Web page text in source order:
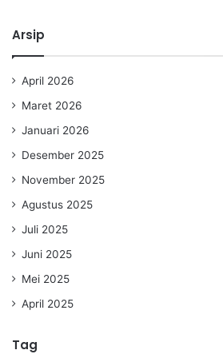
Arsip
April 2026
Maret 2026
Januari 2026
Desember 2025
November 2025
Agustus 2025
Juli 2025
Juni 2025
Mei 2025
April 2025
Tag